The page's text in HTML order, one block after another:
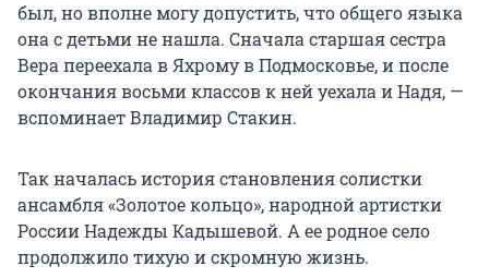
был, но вполне могу допустить, что общего языка
она с детьми не нашла. Сначала старшая сестра
Вера переехала в Яхрому в Подмосковье, и после
окончания восьми классов к ней уехала и Надя, —
вспоминает Владимир Стакин.
Так началась история становления солистки
ансамбля «Золотое кольцо», народной артистки
России Надежды Кадышевой. А ее родное село
продолжило тихую и скромную жизнь.